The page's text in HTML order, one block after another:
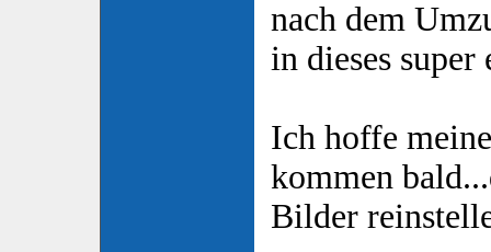
nach dem
in dieses super
Ich hoffe
kommen
Bilder